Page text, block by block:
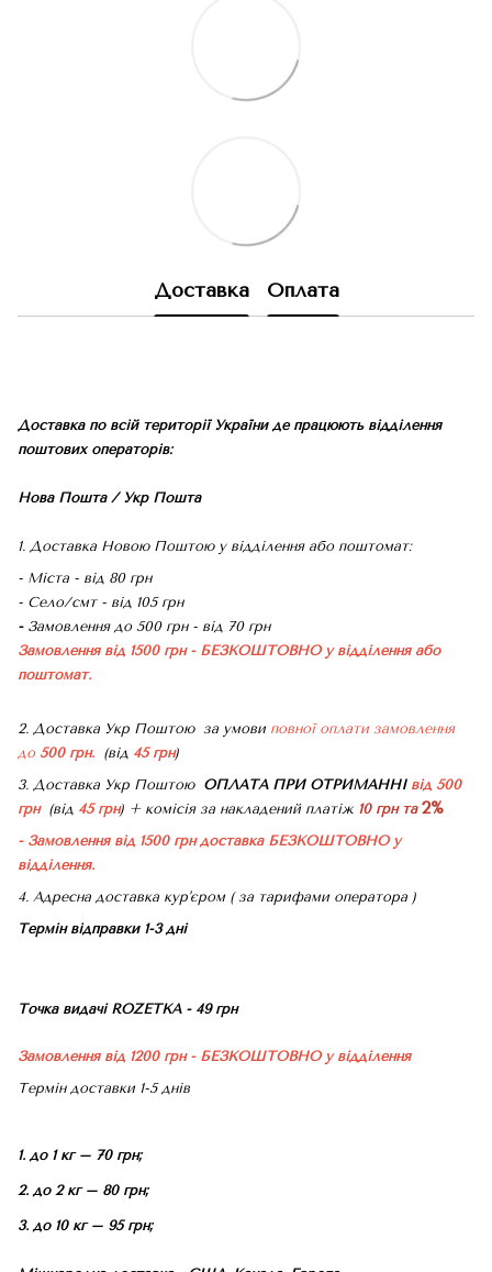
Доставка Оплата
Доставка по всій території України де працюють відділення
поштових операторів:
Нова Пошта / Укр Пошта
1. Доставка Новою Поштою у відділення або поштомат:
- Міста - від 80 грн
- Село/смт - від 105 грн
-Замовлення до 500 грн - від 70 грн
Замовлення від 1500 грн - БЕЗКОШТОВНО у відділення або
поштомат.
2. Доставка Укр Поштою за умови повної оплати замовлення
до 500 грн. (від 45 грн)
3. Доставка Укр ПоштоюОПЛАТА ПРИ ОТРИМАННІ від 500
грн (від 45 грн) + комісія за накладений платіж 10 грн та 2%
- Замовлення від 1500 грн доставка БЕЗКОШТОВНО у
відділення.
4. Адресна доставка кур'єром ( за тарифами оператора )
Термін відправки 1-3 дні
Точка видачі ROZETKA - 49 грн
Замовлення від 1200 грн - БЕЗКОШТОВНО у відділення
Термін доставки 1-5 днів
1. до 1 кг – 70 грн;
2. до 2 кг – 80 грн;
3. до 10 кг – 95 грн;